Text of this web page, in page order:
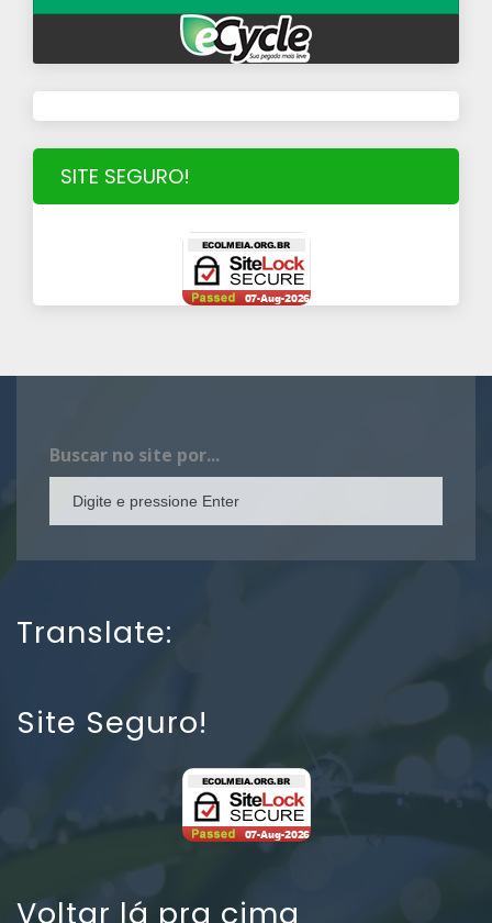
SITE SEGURO!
Buscar no site por...
Translate:
Site Seguro!
Voltar lá pra cima